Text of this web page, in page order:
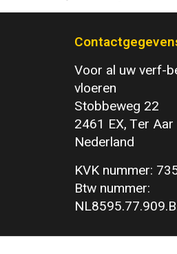
Voor al uw verf-
vloeren
Stobbeweg 22
2461 EX, Ter Aar
Nederland
KVK nummer:
Btw nummer: